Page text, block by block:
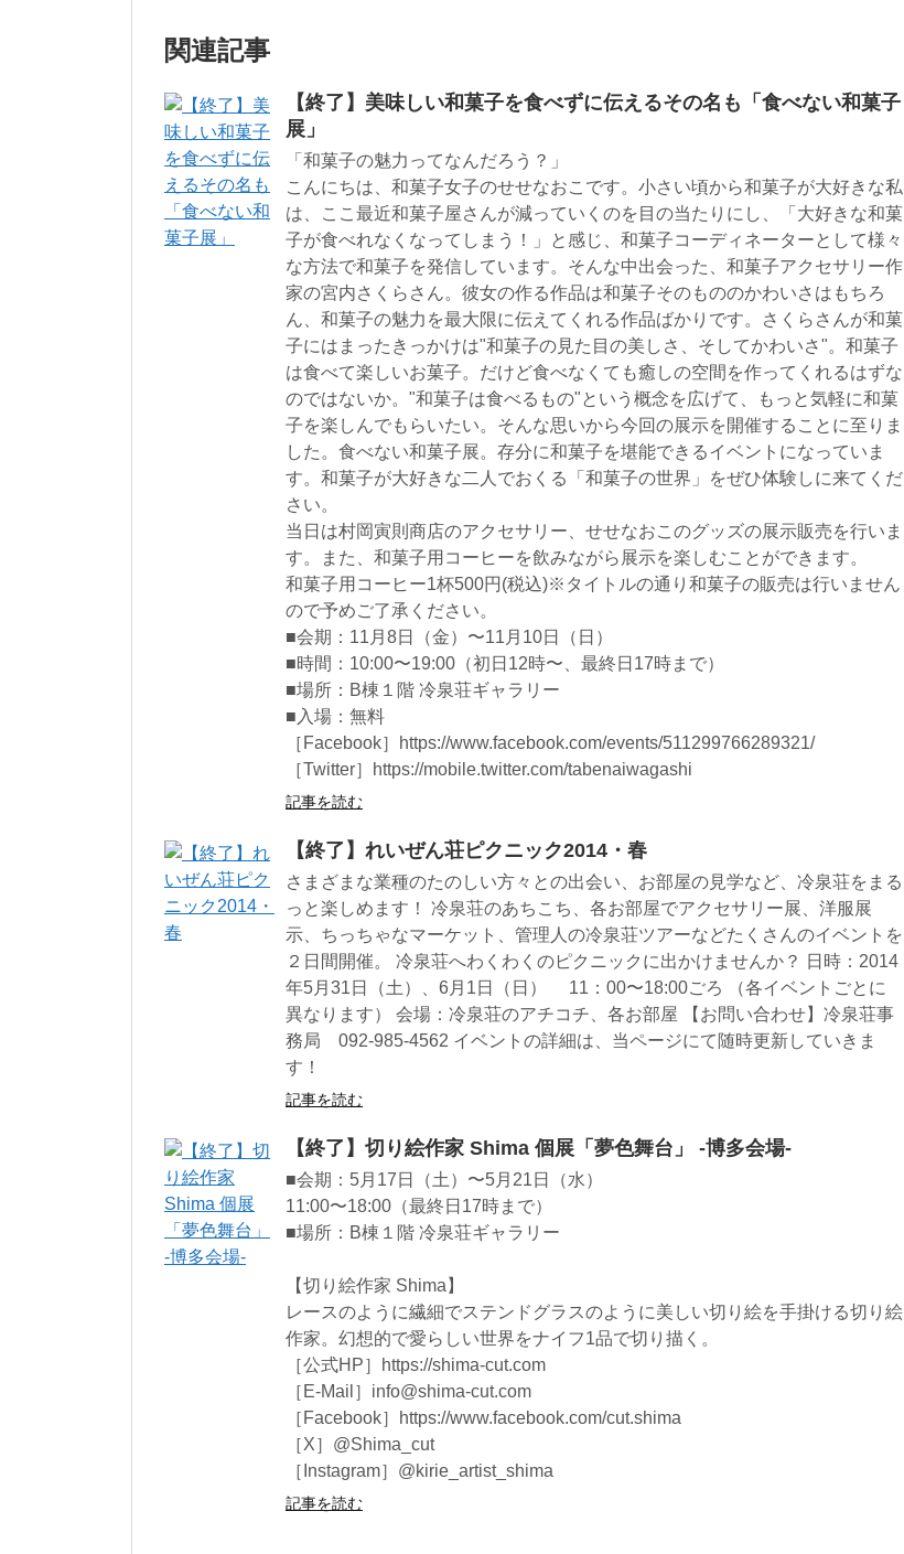
関連記事
【終了】美味しい和菓子を食べずに伝えるその名も「食べない和菓子
展」
「和菓子の魅力ってなんだろう？」
こんにちは、和菓子女子のせせなおこです。小さい頃から和菓子が大好きな私
は、ここ最近和菓子屋さんが減っていくのを目の当たりにし、「大好きな和菓
子が食べれなくなってしまう！」と感じ、和菓子コーディネーターとして様々
な方法で和菓子を発信しています。そんな中出会った、和菓子アクセサリー作
家の宮内さくらさん。彼女の作る作品は和菓子そのもののかわいさはもちろ
ん、和菓子の魅力を最大限に伝えてくれる作品ばかりです。さくらさんが和菓
子にはまったきっかけは"和菓子の見た目の美しさ、そしてかわいさ"。和菓子
は食べて楽しいお菓子。だけど食べなくても癒しの空間を作ってくれるはずな
のではないか。"和菓子は食べるもの"という概念を広げて、もっと気軽に和菓
子を楽しんでもらいたい。そんな思いから今回の展示を開催することに至りま
した。食べない和菓子展。存分に和菓子を堪能できるイベントになっていま
す。和菓子が大好きな二人でおくる「和菓子の世界」をぜひ体験しに来てくだ
さい。
当日は村岡寅則商店のアクセサリー、せせなおこのグッズの展示販売を行いま
す。また、和菓子用コーヒーを飲みながら展示を楽しむことができます。
和菓子用コーヒー1杯500円(税込)※タイトルの通り和菓子の販売は行いません
ので予めご了承ください。
■会期：11月8日（金）〜11月10日（日）
■時間：10:00〜19:00（初日12時〜、最終日17時まで）
■場所：B棟１階 冷泉荘ギャラリー
■入場：無料
［Facebook］https://www.facebook.com/events/511299766289321/
［Twitter］https://mobile.twitter.com/tabenaiwagashi
記事を読む
【終了】れいぜん荘ピクニック2014・春
さまざまな業種のたのしい方々との出会い、お部屋の見学など、冷泉荘をまる
っと楽しめます！ 冷泉荘のあちこち、各お部屋でアクセサリー展、洋服展
示、ちっちゃなマーケット、管理人の冷泉荘ツアーなどたくさんのイベントを
２日間開催。 冷泉荘へわくわくのピクニックに出かけませんか？ 日時：2014
年5月31日（土）、6月1日（日） 11：00〜18:00ごろ （各イベントごとに
異なります） 会場：冷泉荘のアチコチ、各お部屋 【お問い合わせ】冷泉荘事
務局 092-985-4562 イベントの詳細は、当ページにて随時更新していきま
す！
記事を読む
【終了】切り絵作家 Shima 個展「夢色舞台」 -博多会場-
■会期：5月17日（土）〜5月21日（水）
11:00〜18:00（最終日17時まで）
■場所：B棟１階 冷泉荘ギャラリー
【切り絵作家 Shima】
レースのように繊細でステンドグラスのように美しい切り絵を手掛ける切り絵
作家。幻想的で愛らしい世界をナイフ1品で切り描く。
［公式HP］https://shima-cut.com
［E-Mail］info@shima-cut.com
［Facebook］https://www.facebook.com/cut.shima
［X］@Shima_cut
［Instagram］@kirie_artist_shima
記事を読む